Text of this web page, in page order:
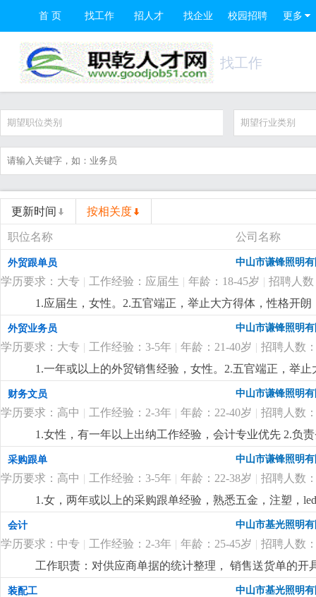
首 页 找工作 招人才 找企业 校园招聘 更多
找工作
期望职位类别 期望行业类别
更新时间 按相关度
职位名称 公司名称
外贸跟单员 中山市谦锋照明
学历要求：大专 | 工作经验：应届生 | 年龄：18-45岁 | 招聘人数
1.应届生，女性。2.五官端正，举止大方得体，性格开
或国贸专业中专或以上学历，英文三级以上，口齿伶俐
用，待遇从优。4.若表现突出，有提升为业务员的机会
外贸业务员 中山市谦锋照明
学历要求：大专 | 工作经验：3-5年 | 年龄：21-40岁 | 招聘人数
1.一年或以上的外贸销售经验，女性。2.五官端正，举
于接受挑战；3.英语或国贸专业大专或以上学历，英文
客户沟通。4.从事led灯饰销售行业者优先，已经录用，
财务文员 中山市谦锋照明
学历要求：高中 | 工作经验：2-3年 | 年龄：22-40岁 | 招聘人数
1.女性，有一年以上出纳工作经验，会计专业优先 2.负
帐；3.支付所有有关现金的业务，工资核算，发放；并
管人事工作（考勤等）3.财务会计专业中专以上学历优
商业照明成本核算经验者优先熟悉商业照明成本核算经
采购跟单 中山市谦锋照明
学历要求：高中 | 工作经验：3-5年 | 年龄：22-38岁 | 招聘人数
1.女，两年或以上的采购跟单经验，熟悉五金，注塑，
的led灯打样流程 2.原料采购跟进，合同制定，供应商
和沟通能力，具有很强的供应商管理和比价议价能力；
从安排，具有良好的团队合作精神，执行力强，工作责
会计 中山市基光照明
学历要求：中专 | 工作经验：2-3年 | 年龄：25-45岁 | 招聘人数
工作职责：对供应商单据的统计整理， 销售送货单的
及归集。更详细...
装配工 中山市基光照明